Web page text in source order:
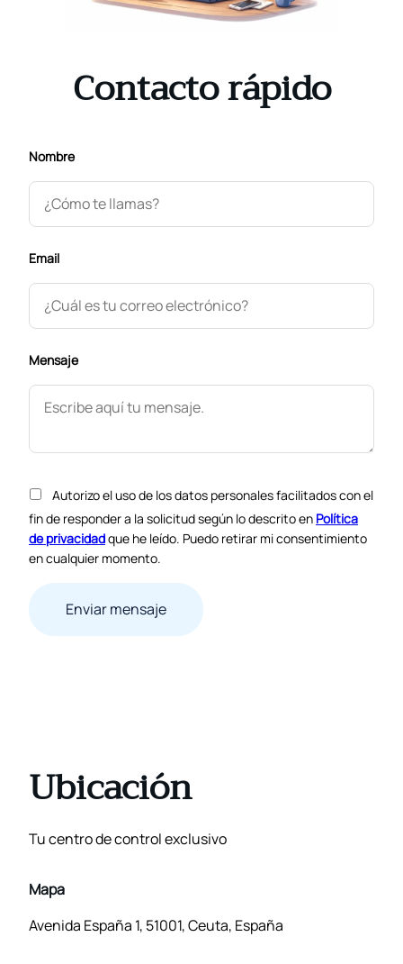
Contacto rápido
Nombre
Email
Mensaje
Autorizo el uso de los datos personales facilitados con el
fin de responder a la solicitud según lo descrito en Política
de privacidadque he leído. Puedo retirar mi consentimiento
en cualquier momento.
Ubicación
Tu centro de control exclusivo
Mapa
Avenida España 1, 51001, Ceuta, España